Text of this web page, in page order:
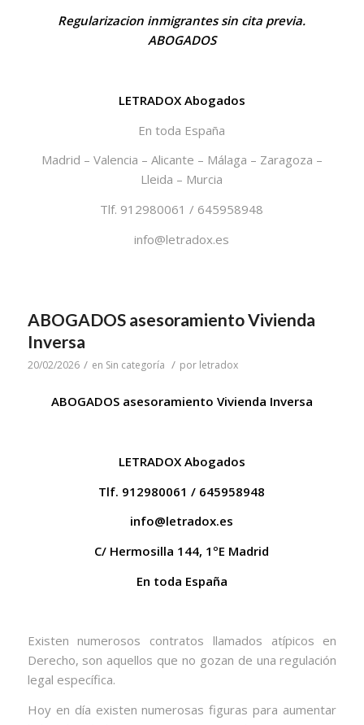
Regularizacion inmigrantes sin cita previa.
ABOGADOS
LETRADOX Abogados
En toda España
Madrid – Valencia – Alicante – Málaga – Zaragoza –
Lleida – Murcia
Tlf. 912980061 / 645958948
info@letradox.es
ABOGADOS asesoramiento Vivienda
Inversa
20/02/2026 / en Sin categoría / por letradox
ABOGADOS asesoramiento Vivienda Inversa
LETRADOX Abogados
Tlf. 912980061 / 645958948
info@letradox.es
C/ Hermosilla 144, 1ºE Madrid
En toda España
Existen numerosos contratos llamados atípicos en
Derecho, son aquellos que no gozan de una regulación
legal específica.
Hoy en día existen numerosas figuras para aumentar